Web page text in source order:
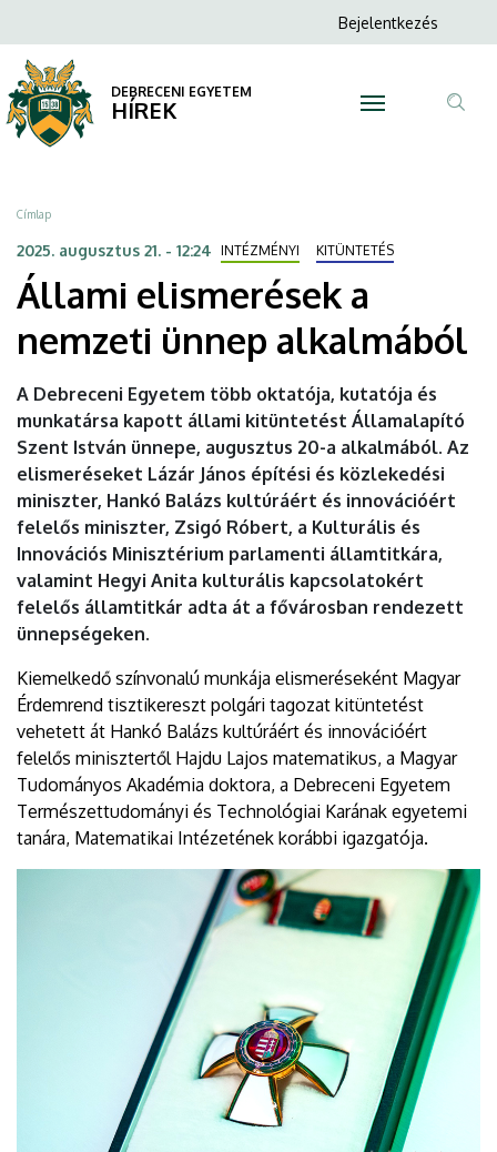
elismerések
a
nemzeti
ünnep
alkalmából
DEBRECENI
EGYETEM
a
tartalomra
Anonim
menüje
Bejelentkezés
DEBRECENI EGYETEM
HÍREK
Morzsa
Címlap
2025. augusztus 21. - 12:24 INTÉZMÉNYI KITÜNTETÉS
Állami elismerések a
nemzeti ünnep alkalmából
A Debreceni Egyetem több oktatója, kutatója és
munkatársa kapott állami kitüntetést Államalapító
Szent István ünnepe, augusztus 20-a alkalmából. Az
elismeréseket Lázár János építési és közlekedési
miniszter, Hankó Balázs kultúráért és innovációért
felelős miniszter, Zsigó Róbert, a Kulturális és
Innovációs Minisztérium parlamenti államtitkára,
valamint Hegyi Anita kulturális kapcsolatokért
felelős államtitkár adta át a fővárosban rendezett
ünnepségeken.
Kiemelkedő színvonalú munkája elismeréseként Magyar
Érdemrend tisztikereszt polgári tagozat kitüntetést
vehetett át Hankó Balázs kultúráért és innovációért
felelős minisztertől Hajdu Lajos matematikus, a Magyar
Tudományos Akadémia doktora, a Debreceni Egyetem
Természettudományi és Technológiai Karának egyetemi
tanára, Matematikai Intézetének korábbi igazgatója.